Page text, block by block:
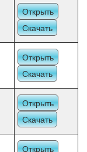
Открыть
Скачать
Открыть
Скачать
Открыть
Скачать
Открыть